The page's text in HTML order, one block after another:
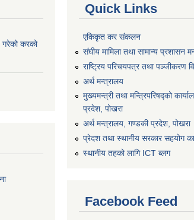
गरेको करको
Quick Links
एकिकृत कर संकलन
संघीय मामिला तथा सामान्य प्रशासन
राष्ट्रिय परिचयपत्र तथा पञ्जीकरण
अर्थ मन्त्रालय
मुख्यमन्त्री तथा मन्त्रिपरिषद्को
प्रदेश, पोखरा
अर्थ मन्त्रालय, गण्डकी प्रदेश, पोखरा
प्रेदश तथा स्थानीय सरकार सहयोग
स्थानीय तहको लागि ICT ब्लग
Facebook Feed